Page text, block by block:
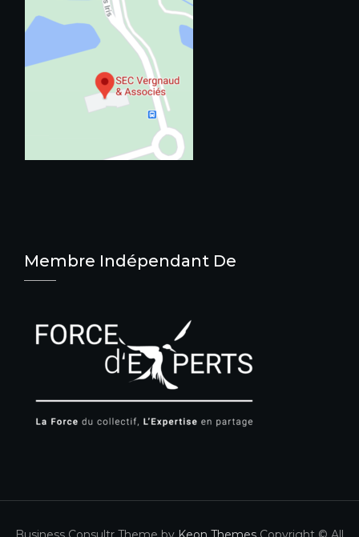
Membre Indépendant De